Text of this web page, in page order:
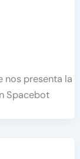
nos presenta la
Spacebot